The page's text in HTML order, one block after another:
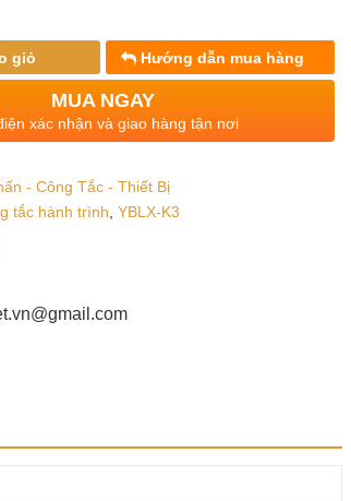
giỏ Hướng dẫn mua hàng
MUA NGAY
xác nhận và giao hàng tận nơi
- Công Tắc - Thiết Bị
tắc hành trình YBLX-K3